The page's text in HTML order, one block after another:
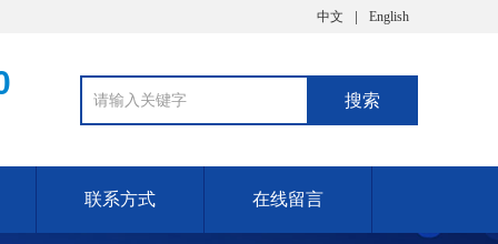
中文 English
联系方式 在线留言